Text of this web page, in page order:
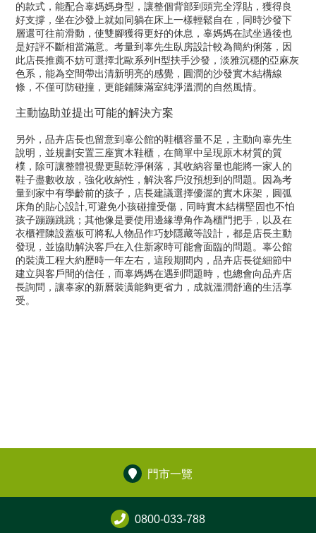
的款式，能配合辜媽媽身型，讓整個背部到頭完全浮貼，獲得良
好支撐，坐在沙發上就如同躺在床上一樣輕鬆自在，同時沙發下
層還可往前滑動，使雙腳獲得更好的休息，辜媽媽在試坐過後也
是好評不斷相當滿意。考量到辜先生臥房設計較為簡約俐落，因
此店長推薦不妨可選擇北歐系列H型扶手沙發，淡雅沉穩的亞麻灰
色系，能為空間帶出清新明亮的感覺，圓潤的沙發實木結構線
條，不僅可防碰撞，更能鋪陳滿室純淨溫潤的自然風情。
主動協助並提出可能的解決方案
另外，品卉店長也留意到辜公館的鞋櫃容量不足，主動向辜先生
說明，並規劃安置三座實木鞋櫃，在簡單中呈現原木材質的質
樸，除可讓整體視覺更顯乾淨俐落，其收納容量也能將一家人的
鞋子盡數收放，強化收納性，解決客戶沒預想到的問題。因為考
量到家中有學齡前的孩子，店長建議選擇優渥的實木床架，圓弧
床角的貼心設計,可避免小孩碰撞受傷，同時實木結構堅固也不怕
孩子蹦蹦跳跳；其他像是要使用邊緣導角作為櫃門把手，以及在
衣櫃裡陳設蓋板可將私人物品作巧妙隱藏等設計，都是店長主動
發現，並協助解決客戶在入住新家時可能會面臨的問題。辜公館
的裝潢工程大約歷時一年左右，這段期間内，品卉店長從細節中
建立與客戶間的信任，而辜媽媽在遇到問題時，也總會向品卉店
長詢問，讓辜家的新曆裝潢能夠更省力，成就溫潤舒適的生活享
受。
門市一覽
0800-033-788